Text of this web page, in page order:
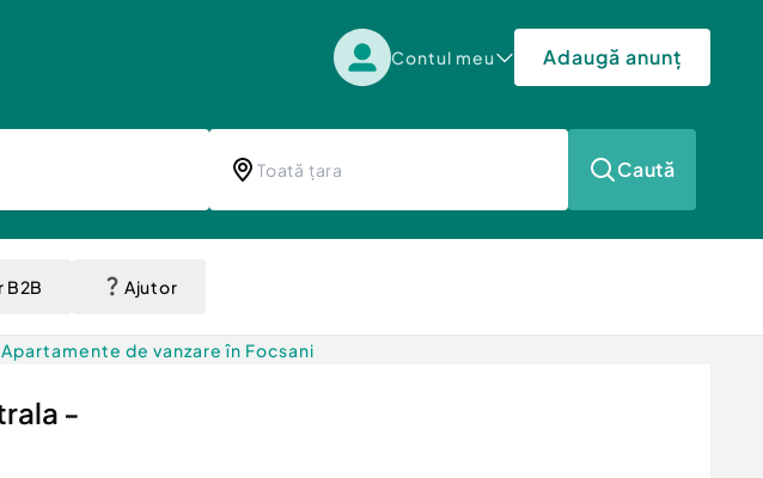
Contul meu Adaugă anunț
Caută
B2B Ajutor
Apartamente de vanzare în Focsani
-